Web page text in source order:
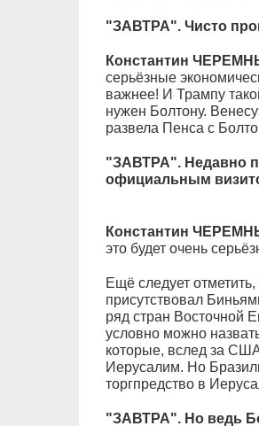
"ЗАВТРА". Чисто
Константин
серьёзные
важнее! И Трампу
нужен Болтону.
развела Пенса с
"ЗАВТРА". Недавно
официальным
Константин
это будет очень
Ещё следует
присутствовал
ряд стран Восточной
условно можно
которые, вслед за
Иерусалим. Но
торгпредство в
"ЗАВТРА". Но ведь